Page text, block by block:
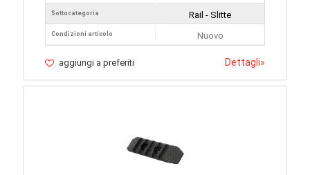
Sottocategoria
Condizioni articolo
Rail - Slitte
Nuovo
aggiungi a preferiti Dettagli»